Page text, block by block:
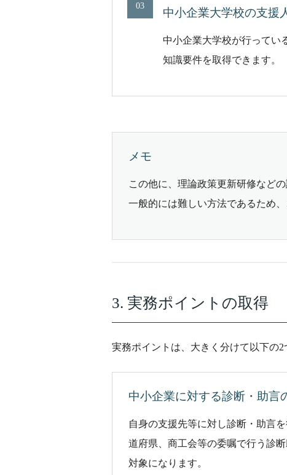
03
中小企業大学校の支援
中小企業大学校が行ってい
知識要件を取得できます。
メモ
この他に、理論政策更新研修など
一般的には難しい方法であるため、
3. 実務ポイントの取得
実務ポイントは、大きく分けて以下の2
中小企業に対する診断・助言
自身の支援先等に対し診断・助言
道府県、商工会等の委嘱で行う診
対象になります。